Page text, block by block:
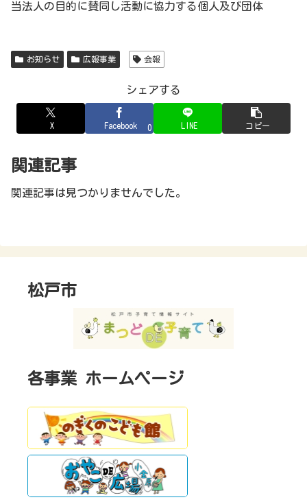
当法人の目的に賛同し活動に協力する個人及び団体
お知らせ 広報事業 会報
シェアする
X Facebook 0 LINE コピー
関連記事
関連記事は見つかりませんでした。
松戸市
各事業 ホームページ